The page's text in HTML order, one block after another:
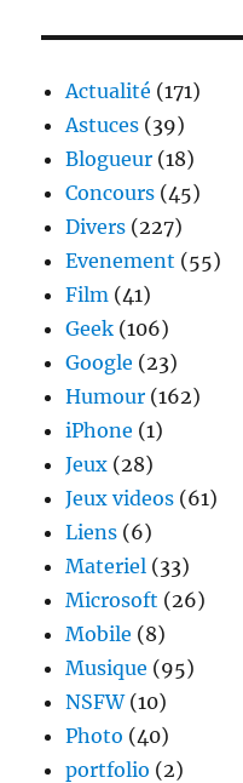
24
décembre
est
ferié
Actualité (171)
Astuces (39)
Blogueur (18)
Concours (45)
Divers (227)
Evenement (55)
Film (41)
Geek (106)
Google (23)
Humour (162)
iPhone (1)
Jeux (28)
Jeux videos (61)
Liens (6)
Materiel (33)
Microsoft (26)
Mobile (8)
Musique (95)
NSFW(10)
Photo (40)
portfolio (2)